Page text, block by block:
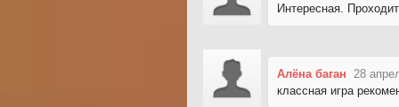
Интересная.
Алёна баган
28
классная игра